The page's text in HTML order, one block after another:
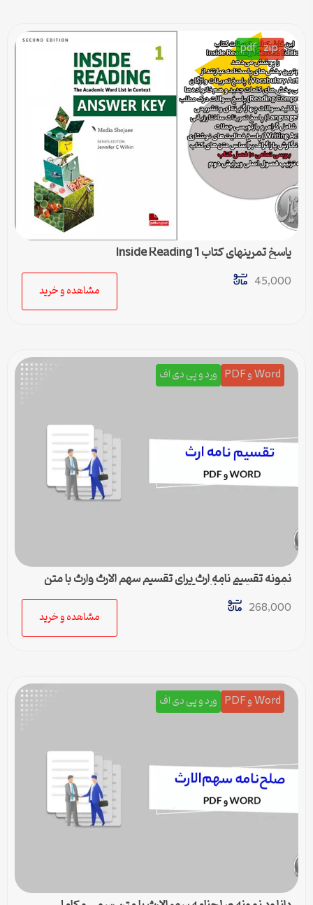
.zip
pdf
پاسخ تمرینهای کتاب Inside Reading 1
45,000
مشاهده و خرید
Word و PDF ورد و پی دی اف
نمونه تقسیم نامه ارث برای تقسیم سهم الارث وارث با متن
کامل و حقوقی | فایل pdf و ورد
268,000
مشاهده و خرید
Word و PDF ورد و پی دی اف